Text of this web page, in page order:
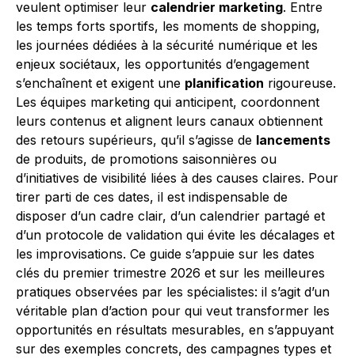
veulent optimiser leur calendrier marketing. Entre
les temps forts sportifs, les moments de shopping,
les journées dédiées à la sécurité numérique et les
enjeux sociétaux, les opportunités d’engagement
s’enchaînent et exigent une planification rigoureuse.
Les équipes marketing qui anticipent, coordonnent
leurs contenus et alignent leurs canaux obtiennent
des retours supérieurs, qu’il s’agisse de lancements
de produits, de promotions saisonnières ou
d’initiatives de visibilité liées à des causes claires. Pour
tirer parti de ces dates, il est indispensable de
disposer d’un cadre clair, d’un calendrier partagé et
d’un protocole de validation qui évite les décalages et
les improvisations. Ce guide s’appuie sur les dates
clés du premier trimestre 2026 et sur les meilleures
pratiques observées par les spécialistes: il s’agit d’un
véritable plan d’action pour qui veut transformer les
opportunités en résultats mesurables, en s’appuyant
sur des exemples concrets, des campagnes types et